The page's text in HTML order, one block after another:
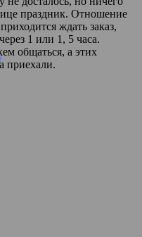
праздник. Отношение
ждать заказ,
1 или 1, 5 часа.
общаться, а этих
приехали.